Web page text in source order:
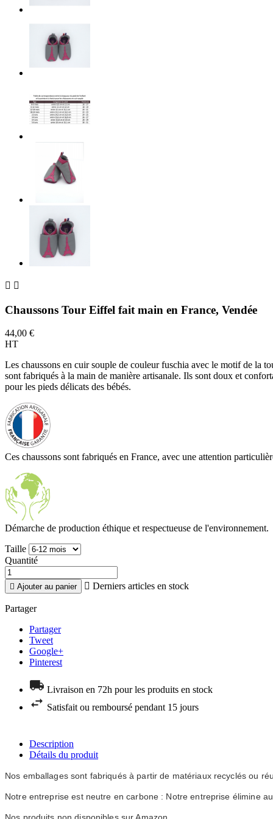
 
Chaussons Tour Eiffel fait main en France, Vendée
44,00 €
HT
Les chaussons en cuir souple de couleur fuschia avec le motif de la
sont fabriqués à la main de manière artisanale. Ils sont doux et
pour les pieds délicats des bébés.
Ces chaussons sont fabriqués en France, avec une attention
Démarche de production éthique et respectueuse de l'environnement.
Taille
Quantité
 Ajouter au panier  Derniers articles en stock
Partager
Partager
Tweet
Google+
Pinterest
Livraison en 72h pour les produits en stock
Satisfait ou remboursé pendant 15 jours
Description
Détails du produit
Nos emballages sont fabriqués à partir de matériaux recyclés ou
Notre entreprise est neutre en carbone : Notre entreprise élimine